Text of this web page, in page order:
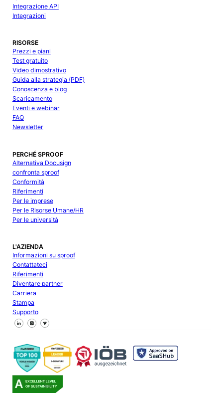
Integrazione API
Integrazioni
RISORSE
Prezzi e piani
Test gratuito
Video dimostrativo
Guida alla strategia (PDF)
Conoscenza e blog
Scaricamento
Eventi e webinar
FAQ
Newsletter
PERCHÉ SPROOF
Alternativa Docusign
confronta sproof
Conformità
Riferimenti
Per le imprese
Per le Risorse Umane/HR
Per le università
L'AZIENDA
Informazioni su sproof
Contattateci
Riferimenti
Diventare partner
Carriera
Stampa
Supporto
Seguici su Facebook
Seguici su X
Seguici su LinkedIn